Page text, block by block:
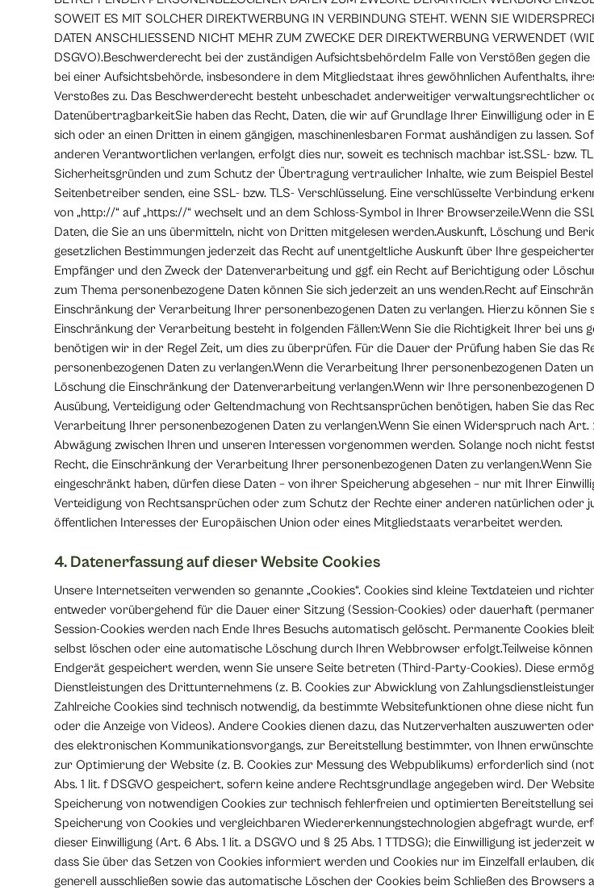
SOWEIT ES MIT SOLCHER DIREKTWERBUNG IN VERBINDUNG STEHT. WENN SIE
DATEN ANSCHLIESSEND NICHT MEHR ZUM ZWECKE DER DIREKTWERBUNG VERWENDET
DSGVO).Beschwerderecht bei der zuständigen AufsichtsbehördeIm Falle von Verstößen gegen
bei einer Aufsichtsbehörde, insbesondere in dem Mitgliedstaat ihres gewöhnlichen Aufenthalts,
Verstoßes zu. Das Beschwerderecht besteht unbeschadet anderweitiger verwaltungsrechtlicher
DatenübertragbarkeitSie haben das Recht, Daten, die wir auf Grundlage Ihrer Einwilligung oder
sich oder an einen Dritten in einem gängigen, maschinenlesbaren Format aushändigen zu lassen.
anderen Verantwortlichen verlangen, erfolgt dies nur, soweit es technisch machbar ist.SSL- bzw.
Sicherheitsgründen und zum Schutz der Übertragung vertraulicher Inhalte, wie zum Beispiel
Seitenbetreiber senden, eine SSL- bzw. TLS- Verschlüsselung. Eine verschlüsselte Verbindung
von „http://“ auf „https://“ wechselt und an dem Schloss-Symbol in Ihrer Browserzeile.Wenn die
Daten, die Sie an uns übermitteln, nicht von Dritten mitgelesen werden.Auskunft, Löschung und
gesetzlichen Bestimmungen jederzeit das Recht auf unentgeltliche Auskunft über Ihre
Empfänger und den Zweck der Datenverarbeitung und ggf. ein Recht auf Berichtigung oder
zum Thema personenbezogene Daten können Sie sich jederzeit an uns wenden.Recht auf
Einschränkung der Verarbeitung Ihrer personenbezogenen Daten zu verlangen. Hierzu können Sie
Einschränkung der Verarbeitung besteht in folgenden Fällen:Wenn Sie die Richtigkeit Ihrer bei uns
benötigen wir in der Regel Zeit, um dies zu überprüfen. Für die Dauer der Prüfung haben Sie das
personenbezogenen Daten zu verlangen.Wenn die Verarbeitung Ihrer personenbezogenen Daten
Löschung die Einschränkung der Datenverarbeitung verlangen.Wenn wir Ihre personenbezogenen
Ausübung, Verteidigung oder Geltendmachung von Rechtsansprüchen benötigen, haben Sie das
Verarbeitung Ihrer personenbezogenen Daten zu verlangen.Wenn Sie einen Widerspruch nach Art.
Abwägung zwischen Ihren und unseren Interessen vorgenommen werden. Solange noch nicht
Recht, die Einschränkung der Verarbeitung Ihrer personenbezogenen Daten zu verlangen.Wenn
eingeschränkt haben, dürfen diese Daten – von ihrer Speicherung abgesehen – nur mit Ihrer
Verteidigung von Rechtsansprüchen oder zum Schutz der Rechte einer anderen natürlichen oder
öffentlichen Interesses der Europäischen Union oder eines Mitgliedstaats verarbeitet werden.
4. Datenerfassung auf dieser Website Cookies
Unsere Internetseiten verwenden so genannte „Cookies“. Cookies sind kleine Textdateien und
entweder vorübergehend für die Dauer einer Sitzung (Session-Cookies) oder dauerhaft
Session-Cookies werden nach Ende Ihres Besuchs automatisch gelöscht. Permanente Cookies
selbst löschen oder eine automatische Löschung durch Ihren Webbrowser erfolgt.Teilweise
Endgerät gespeichert werden, wenn Sie unsere Seite betreten (Third-Party-Cookies). Diese
Dienstleistungen des Drittunternehmens (z. B. Cookies zur Abwicklung von
Zahlreiche Cookies sind technisch notwendig, da bestimmte Websitefunktionen ohne diese nicht
oder die Anzeige von Videos). Andere Cookies dienen dazu, das Nutzerverhalten auszuwerten
des elektronischen Kommunikationsvorgangs, zur Bereitstellung bestimmter, von Ihnen
zur Optimierung der Website (z. B. Cookies zur Messung des Webpublikums) erforderlich sind
Abs. 1 lit. f DSGVO gespeichert, sofern keine andere Rechtsgrundlage angegeben wird. Der
Speicherung von notwendigen Cookies zur technisch fehlerfreien und optimierten Bereitstellung
Speicherung von Cookies und vergleichbaren Wiedererkennungstechnologien abgefragt wurde,
dieser Einwilligung (Art. 6 Abs. 1 lit. a DSGVO und § 25 Abs. 1 TTDSG); die Einwilligung ist
dass Sie über das Setzen von Cookies informiert werden und Cookies nur im Einzelfall erlauben,
generell ausschließen sowie das automatische Löschen der Cookies beim Schließen des